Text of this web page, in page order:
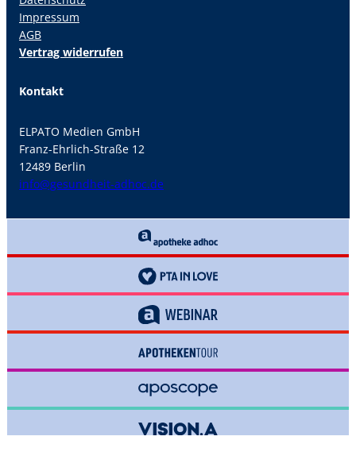
Impressum
AGB
Vertrag widerrufen
Kontakt
ELPATO Medien GmbH
Franz-Ehrlich-Straße 12
12489 Berlin
info@gesundheit-adhoc.de